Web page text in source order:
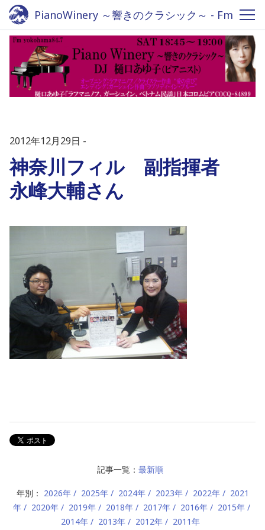
PianoWinery ～響きのクラシック～ - Fm
yokohama 84.7
2012年12月29日
神奈川フィル 副指揮者
永峰大輔さん
記事一覧： 最新順
年別： 2026年 2025年 2024年 2023年 2022年
2021
年
2020年 2019年 2018年 2017年 2016年
2015年
2014年
2013年 2012年 2011年